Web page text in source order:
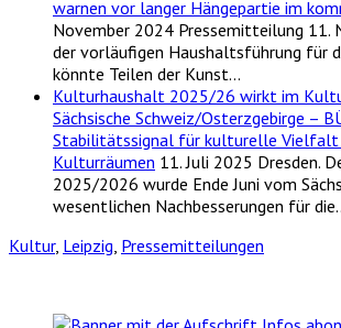
warnen vor langer Hängepartie im
November 2024 Pressemitteilung 11.
der vorläufigen Haushaltsführung für
könnte Teilen der Kunst…
Kulturhaushalt 2025/26 wirkt im
Sächsische Schweiz/Osterzgebirge –
Stabilitätssignal für kulturelle Vielfalt
Kulturräumen 11. Juli 2025 Dresden.
2025/2026 wurde Ende Juni vom
wesentlichen Nachbesserungen für
Kultur, Leipzig, Pressemitteilungen